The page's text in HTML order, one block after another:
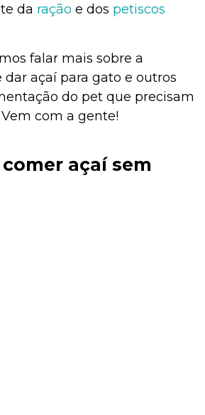
da ração e dos petiscos
falar mais sobre a
açaí para gato e outros
do pet que precisam
com a gente!
açaí sem